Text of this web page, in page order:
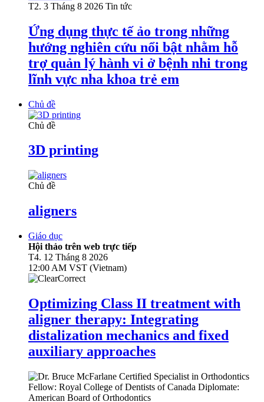
T2. 3 Tháng 8 2026 Tin tức
Ứng dụng thực tế ảo trong những
hướng nghiên cứu nổi bật nhằm hỗ
trợ quản lý hành vi ở bệnh nhi trong
lĩnh vực nha khoa trẻ em
Chủ đề
Chủ đề
3D printing
Chủ đề
aligners
Giáo dục
Hội thảo trên web trực tiếp
T4. 12 Tháng 8 2026
12:00 AM VST (Vietnam)
Optimizing Class II treatment with
aligner therapy: Integrating
distalization mechanics and fixed
auxiliary approaches